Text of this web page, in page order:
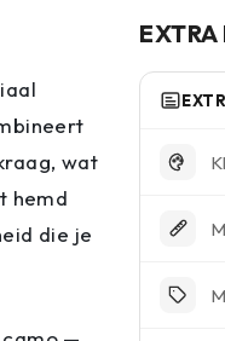
wat
hemd
die je